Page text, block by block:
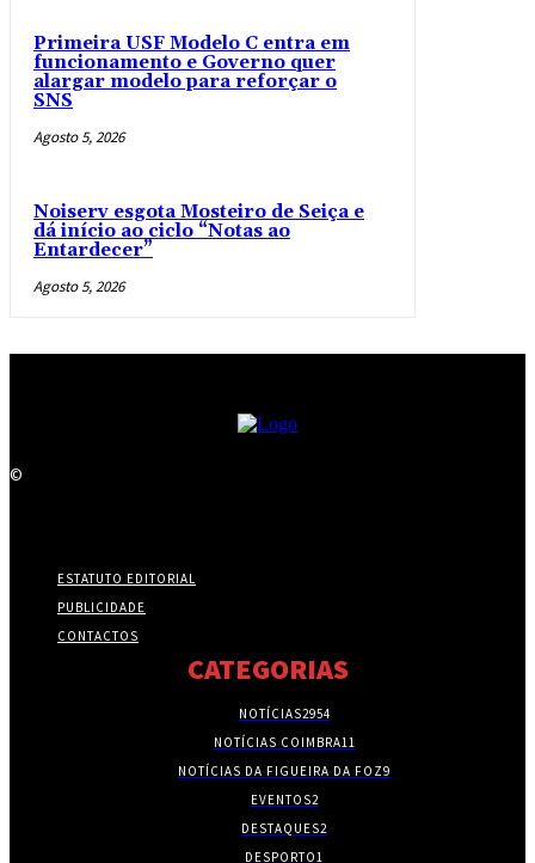
Primeira USF Modelo C entra em
funcionamento e Governo quer
alargar modelo para reforçar o
SNS
Agosto 5, 2026
Noiserv esgota Mosteiro de Seiça e
dá início ao ciclo “Notas ao
Entardecer”
Agosto 5, 2026
©
ESTATUTO EDITORIAL
PUBLICIDADE
CONTACTOS
CATEGORIAS
NOTÍCIAS2954
NOTÍCIAS COIMBRA11
NOTÍCIAS DA FIGUEIRA DA FOZ9
EVENTOS2
DESTAQUES2
DESPORTO1